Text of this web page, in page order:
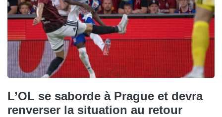
L’OL se saborde à Prague et devra
renverser la situation au retour